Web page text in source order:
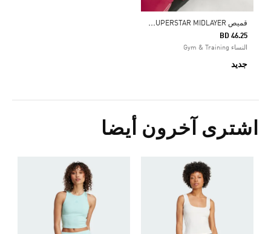
ق
ميص ADIDAS ORIGINALS SPORT SUPERSTAR MIDLAYER
BD 46.25
النساء Gym & Training
جديد
اشترى آخرون أيضا
Price Reduced From